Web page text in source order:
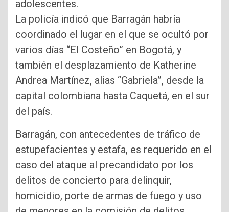
adolescentes.
La policía indicó que Barragán habría
coordinado el lugar en el que se ocultó por
varios días “El Costeño” en Bogotá, y
también el desplazamiento de Katherine
Andrea Martínez, alias “Gabriela”, desde la
capital colombiana hasta Caquetá, en el sur
del país.
Barragán, con antecedentes de tráfico de
estupefacientes y estafa, es requerido en el
caso del ataque al precandidato por los
delitos de concierto para delinquir,
homicidio, porte de armas de fuego y uso